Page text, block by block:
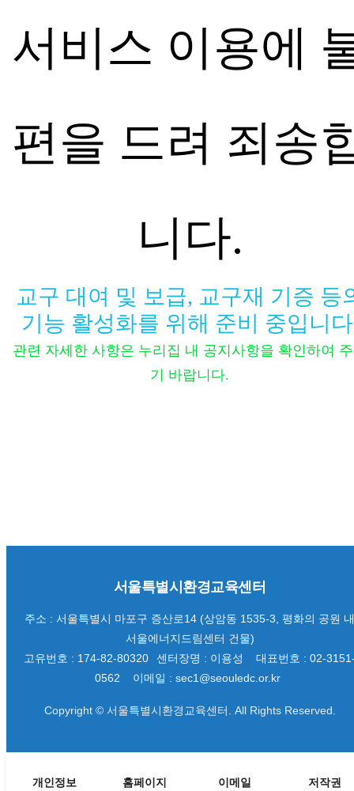
서비스 이용에
편을 드려 죄송
니다.
교구 대여 및 보급, 교구재 기증 등
기능 활성화를 위해 준비 중입니
관련 자세한 사항은 누리집 내 공지사항을 확인하여
기 바랍니다.
서울특별시환경교육센터
주소 : 서울특별시 마포구 증산로14 (상암동 1535-3, 평화의 공원 내
서울에너지드림센터 건물)
고유번호 : 174-82-80320
센터장명 : 이용성
대표번호 : 02-
0562
이메일 : sec1@seouledc.or.kr
Copyright © 서울특별시환경교육센터. All Rights Reserved.
개인정보
홈페이지
이메일
저작권